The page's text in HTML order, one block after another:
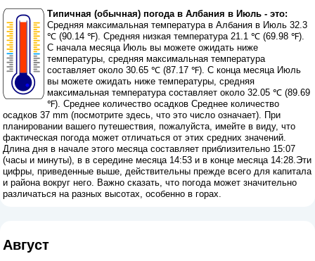
Типичная (обычная) погода в Албания в Июль - это:
Средняя максимальная температура в Албания в Июль 32.3
℃ (90.14 ℉). Средняя низкая температура 21.1 ℃ (69.98 ℉).
С начала месяца Июль вы можете ожидать ниже
температуры, средняя максимальная температура
составляет около 30.65 ℃ (87.17 ℉). С конца месяца Июль
вы можете ожидать ниже температуры, средняя
максимальная температура составляет около 32.05 ℃ (89.69
℉). Среднее количество осадков Среднее количество
осадков 37 mm (посмотрите здесь, что это число означает). При
планировании вашего путешествия, пожалуйста, имейте в виду, что
фактическая погода может отличаться от этих средних значений.
Длина дня в начале этого месяца составляет приблизительно 15:07
(часы и минуты), в в середине месяца 14:53 и в конце месяца 14:28.Эти
цифры, приведенные выше, действительны прежде всего для капитала
и района вокруг него. Важно сказать, что погода может значительно
различаться на разных высотах, особенно в горах.
Август